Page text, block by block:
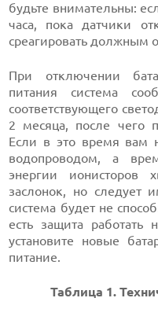
будьте внимательны:
часа, пока датчики
среагировать должным
При отключении
питания система
соответствующего
2 месяца, после чего
Если в это время вам
водопроводом, а
энергии ионисторов
заслонок, но следует
система будет не
есть защита
установите новые
питание.
Таблица 1.